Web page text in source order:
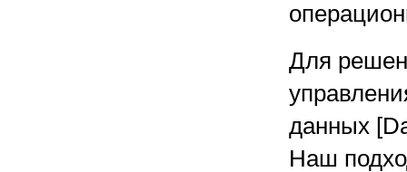
Для
данных
Наш